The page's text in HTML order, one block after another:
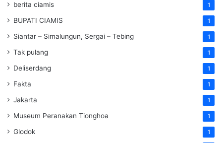
berita ciamis 1
BUPATI CIAMIS 1
Siantar – Simalungun, Sergai – Tebing 1
Tak pulang 1
Deliserdang 1
Fakta 1
Jakarta 1
Museum Peranakan Tionghoa 1
Glodok 1